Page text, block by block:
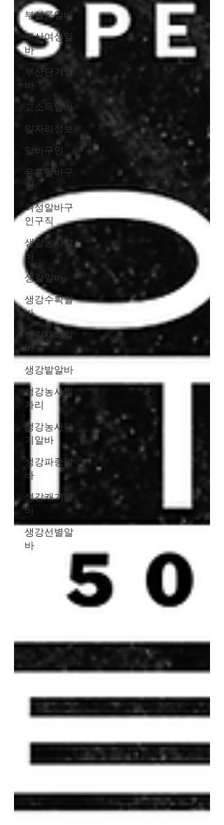
부산룸알바
부산여성알
바
부산단기알
바
고소득알바
일자리정보
알바구인
유흥알바구
인
여성알바구
인구직
생강농사알
바
생강알바
생강수확알
바
생강재배알
바
생강밭알바
생강농사일
자리
생강농사단
기알바
생강파종알
바
생강캐기알
바
생강선별알
바